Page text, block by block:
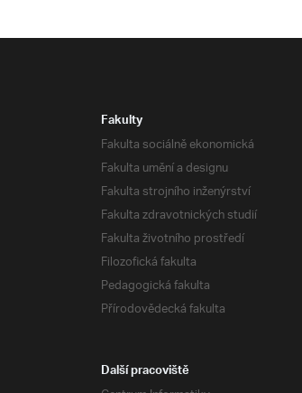
Fakulty
Fakulta sociálně ekonomická
Fakulta umění a designu
Fakulta strojního inženýrství
Fakulta zdravotnických studií
Fakulta životního prostředí
Filozofická fakulta
Pedagogická fakulta
Přírodovědecká fakulta
Další pracoviště